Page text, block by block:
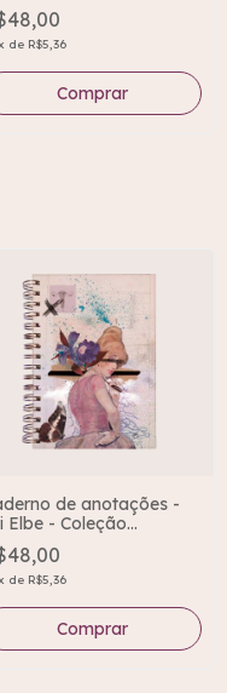
de R$5,36
de anotações -
Elbe - Coleção
de R$5,36